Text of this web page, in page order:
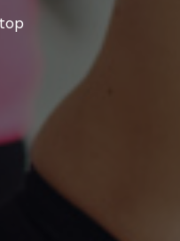
Exercitii gandite
cont de nevoile